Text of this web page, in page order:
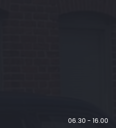
06.30 - 16.00